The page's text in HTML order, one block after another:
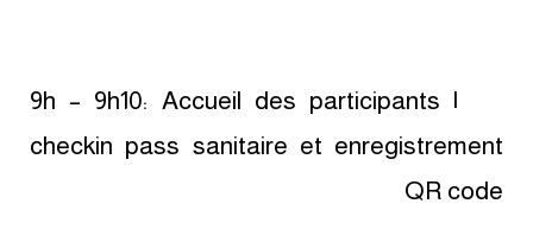
9h – 9h10: Accueil des participants |
checkin pass sanitaire et enregistrement
QR code